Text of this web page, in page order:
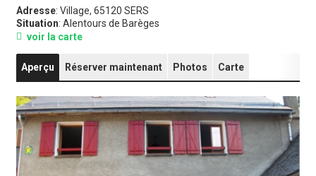
Adresse: Village, 65120 SERS
Situation: Alentours de Barèges
voir la carte
Aperçu Réserver maintenant Photos Carte